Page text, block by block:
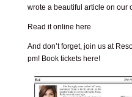
wrote a beautiful article on our
Read it online here
And don’t forget, join us at
pm! Book tickets here!